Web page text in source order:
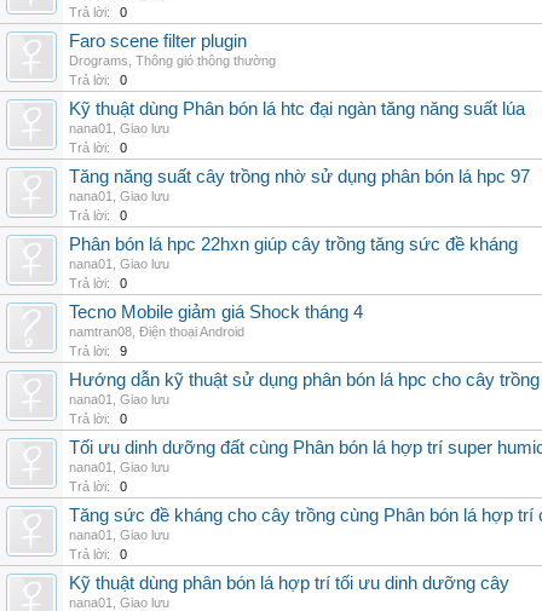
Trả lời:
0
Faro scene filter plugin
Drograms Thông gió thông thường
Trả lời:
0
Kỹ thuật dùng Phân bón lá htc đại ngàn tăng năng suất lúa
nana01
Giao lưu
Trả lời:
0
Tăng năng suất cây trồng nhờ sử dụng phân bón lá hpc 97
nana01
Giao lưu
Trả lời:
0
Phân bón lá hpc 22hxn giúp cây trồng tăng sức đề kháng
nana01
Giao lưu
Trả lời:
0
Tecno Mobile giảm giá Shock tháng 4
namtran08 Điện thoại Android
Trả lời:
9
Hướng dẫn kỹ thuật sử dụng phân bón lá hpc cho cây trồng
nana01
Giao lưu
Trả lời:
0
Tối ưu dinh dưỡng đất cùng Phân bón lá hợp trí super
nana01
Giao lưu
Trả lời:
0
Tăng sức đề kháng cho cây trồng cùng Phân bón lá hợp trí
nana01
Giao lưu
Trả lời:
0
Kỹ thuật dùng phân bón lá hợp trí tối ưu dinh dưỡng cây
nana01
Giao lưu